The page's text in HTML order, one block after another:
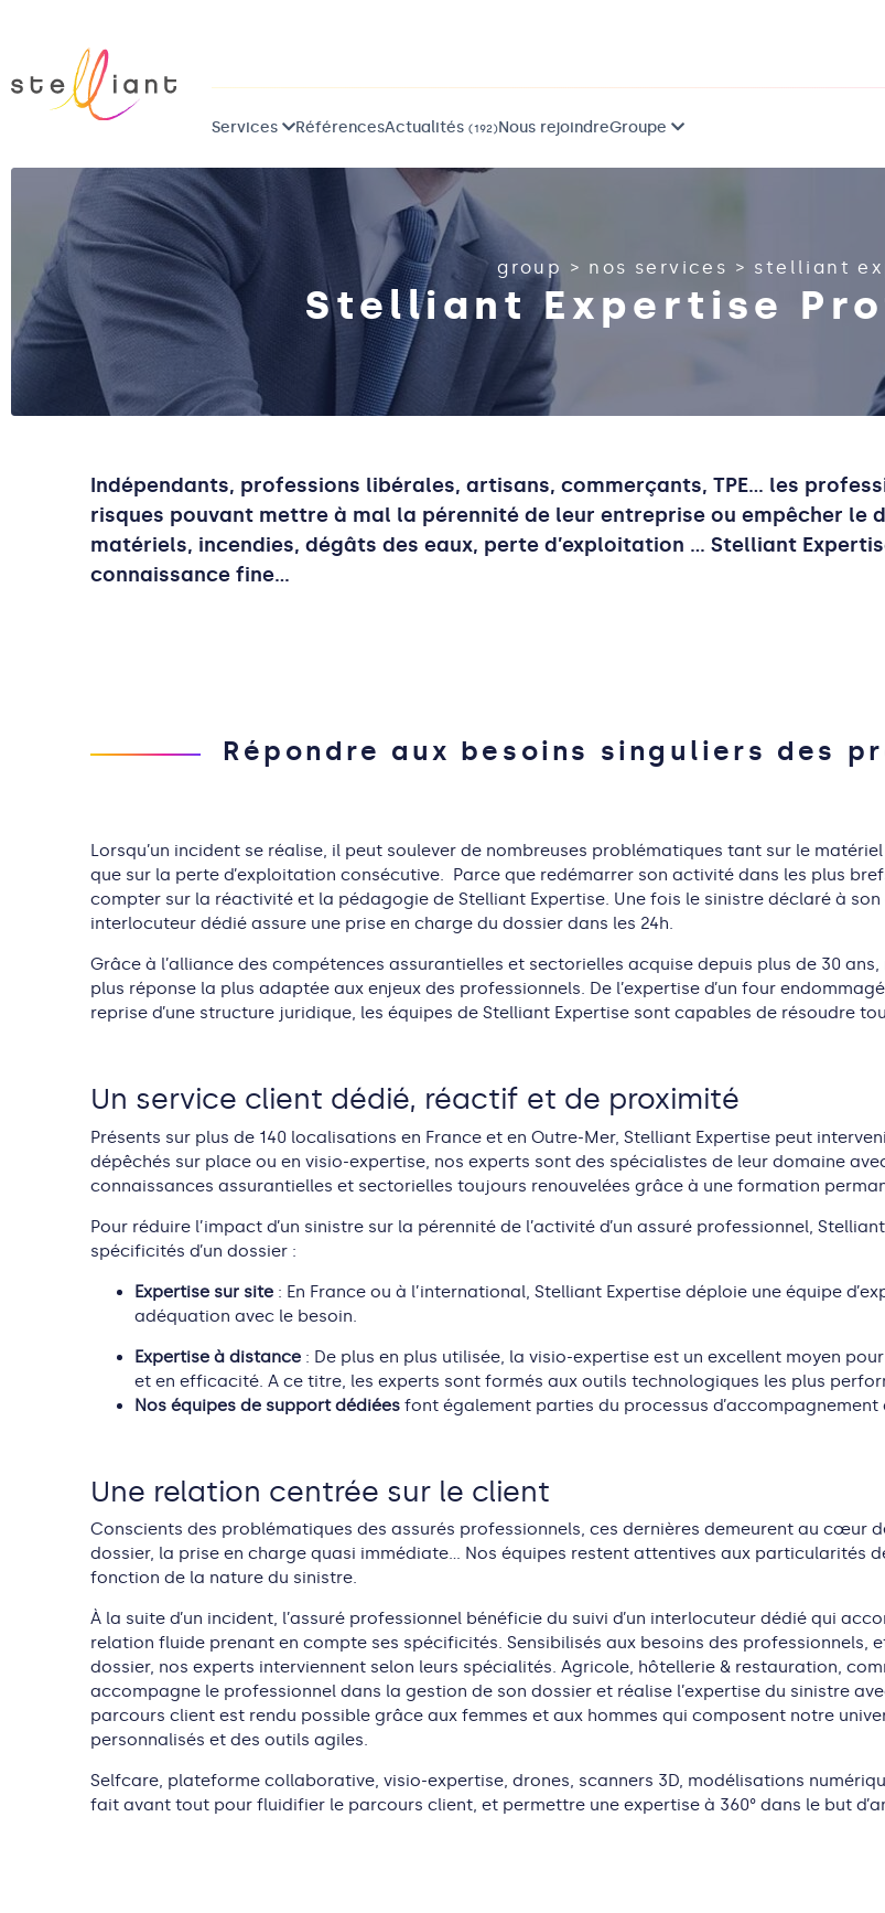
Services RéférencesActualités (192)Nous rejoindreGroupe
group > nos services > stelliant
Stelliant Expertise
Indépendants, professions libérales, artisans, commerçants, TPE… les
risques pouvant mettre à mal la pérennité de leur entreprise ou empêcher le
matériels, incendies, dégâts des eaux, perte d’exploitation ... Stelliant
connaissance fine…
Répondre aux besoins singuliers des
Lorsqu’un incident se réalise, il peut soulever de nombreuses problématiques tant sur le
que sur la perte d’exploitation consécutive. Parce que redémarrer son activité dans les plus
compter sur la réactivité et la pédagogie de Stelliant Expertise. Une fois le sinistre déclaré à
interlocuteur dédié assure une prise en charge du dossier dans les 24h.
Grâce à l’alliance des compétences assurantielles et sectorielles acquise depuis plus de 30
plus réponse la plus adaptée aux enjeux des professionnels. De l’expertise d’un four
reprise d’une structure juridique, les équipes de Stelliant Expertise sont capables de résoudre
Un service client dédié, réactif et de proximité
Présents sur plus de 140 localisations en France et en Outre-Mer, Stelliant Expertise peut
dépêchés sur place ou en visio-expertise, nos experts sont des spécialistes de leur domaine
connaissances assurantielles et sectorielles toujours renouvelées grâce à une formation
Pour réduire l’impact d’un sinistre sur la pérennité de l’activité d’un assuré professionnel,
spécificités d’un dossier :
Expertise sur site : En France ou à l’international, Stelliant Expertise déploie une équipe
adéquation avec le besoin.
Expertise à distance : De plus en plus utilisée, la visio-expertise est un excellent moyen
et en efficacité. A ce titre, les experts sont formés aux outils technologiques les plus
Nos équipes de support dédiées font également parties du processus d’accompagnement
Une relation centrée sur le client
Conscients des problématiques des assurés professionnels, ces dernières demeurent au cœur
dossier, la prise en charge quasi immédiate… Nos équipes restent attentives aux particularités
fonction de la nature du sinistre.
À la suite d’un incident, l’assuré professionnel bénéficie du suivi d’un interlocuteur dédié qui
relation fluide prenant en compte ses spécificités. Sensibilisés aux besoins des professionnels,
dossier, nos experts interviennent selon leurs spécialités. Agricole, hôtellerie & restauration,
accompagne le professionnel dans la gestion de son dossier et réalise l’expertise du sinistre
parcours client est rendu possible grâce aux femmes et aux hommes qui composent notre
personnalisés et des outils agiles.
Selfcare, plateforme collaborative, visio-expertise, drones, scanners 3D, modélisations
fait avant tout pour fluidifier le parcours client, et permettre une expertise à 360° dans le but